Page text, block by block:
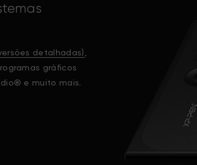
detalhadas) ,
gráficos
e muito mais.